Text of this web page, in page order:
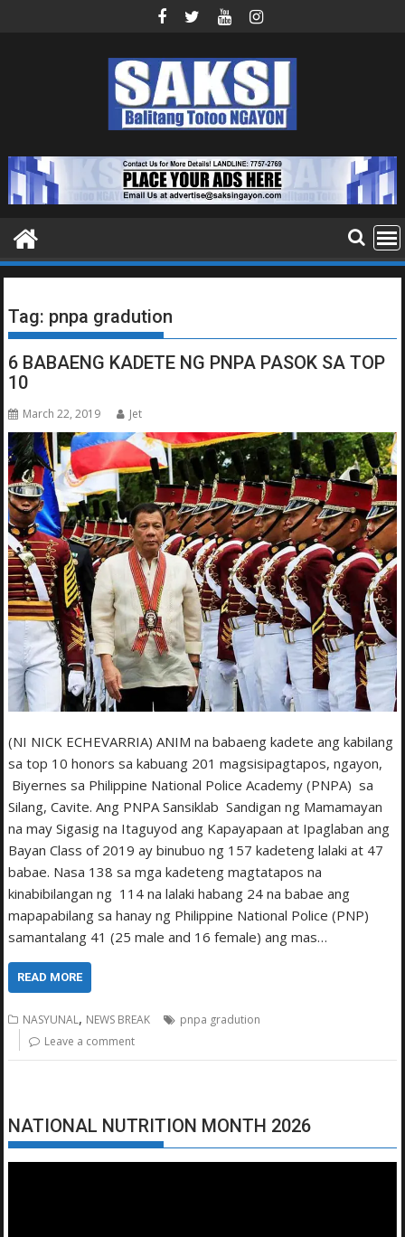
Tag: pnpa gradution
6 BABAENG KADETE NG PNPA PASOK SA TOP
10
March 22, 2019 Jet
(NI NICK ECHEVARRIA) ANIM na babaeng kadete ang kabilang
sa top 10 honors sa kabuang 201 magsisipagtapos, ngayon,
Biyernes sa Philippine National Police Academy (PNPA) sa
Silang, Cavite. Ang PNPA Sansiklab Sandigan ng Mamamayan
na may Sigasig na Itaguyod ang Kapayapaan at Ipaglaban ang
Bayan Class of 2019 ay binubuo ng 157 kadeteng lalaki at 47
babae. Nasa 138 sa mga kadeteng magtatapos na
kinabibilangan ng 114 na lalaki habang 24 na babae ang
mapapabilang sa hanay ng Philippine National Police (PNP)
samantalang 41 (25 male and 16 female) ang mas…
READ MORE
NASYUNAL, NEWS BREAK
pnpa gradution
Leave a comment
NATIONAL NUTRITION MONTH 2026